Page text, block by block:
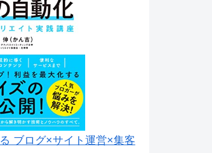
ブログ×サイト運営×集客